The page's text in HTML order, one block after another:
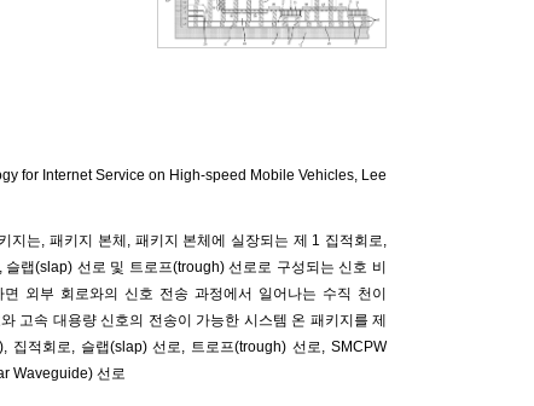
for Internet Service on High-speed Mobile Vehicles, Lee
지는, 패키지 본체, 패키지 본체에 실장되는 제 1 집적회로,
랩(slap) 선로 및 트로프(trough) 선로로 구성되는 신호 비
외부 회로와의 신호 전송 과정에서 일어나는 수직 천이
고속 대용량 신호의 전송이 가능한 시스템 온 패키지를 제
적회로, 슬랩(slap) 선로, 트로프(trough) 선로, SMCPW
Waveguide) 선로